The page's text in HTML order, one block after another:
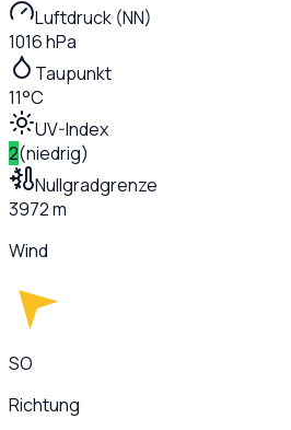
Luftdruck (NN)
1016 hPa
Taupunkt
11°C
UV-Index
2(niedrig)
Nullgradgrenze
3972 m
Wind
SO
Richtung